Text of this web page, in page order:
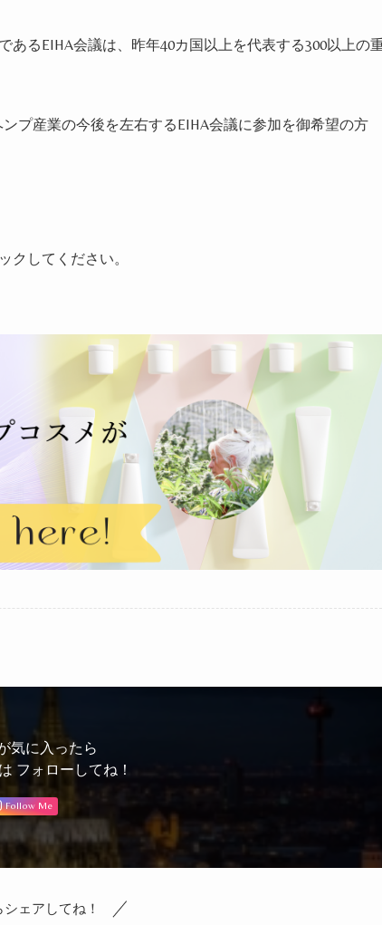
るEIHA会議は、昨年40カ国以上を代表する300以上の
プ産業の今後を左右するEIHA会議に参加を御希望の方
クしてください。
気に入ったら
フォローしてね！
Follow Me
ェアしてね！